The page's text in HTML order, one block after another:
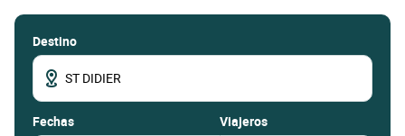
Destino
fechas Viajeros